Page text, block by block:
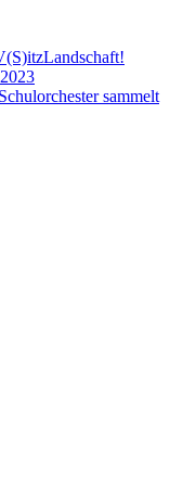
sammelt